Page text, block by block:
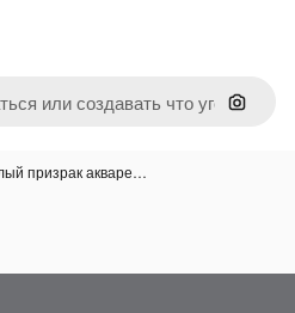
Поиск
призрак акваре…